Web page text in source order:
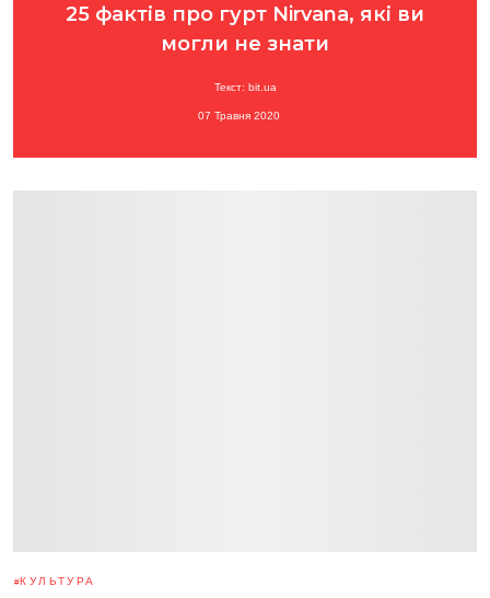
25 фактів про гурт Nirvana, які ви
могли не знати
Текст: bit.ua
07 Травня 2020
КУЛЬТУРА